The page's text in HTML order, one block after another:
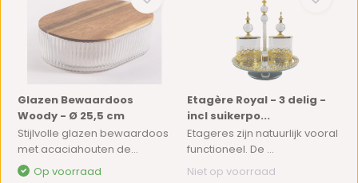
Glazen Bewaardoos
Woody - Ø 25,5 cm
Stijlvolle glazen bewaardoos
met acaciahouten de...
Op voorraad
Etagère Royal - 3 delig -
incl suikerpo...
Etageres zijn natuurlijk vooral
functioneel. De ...
Niet op voorraad